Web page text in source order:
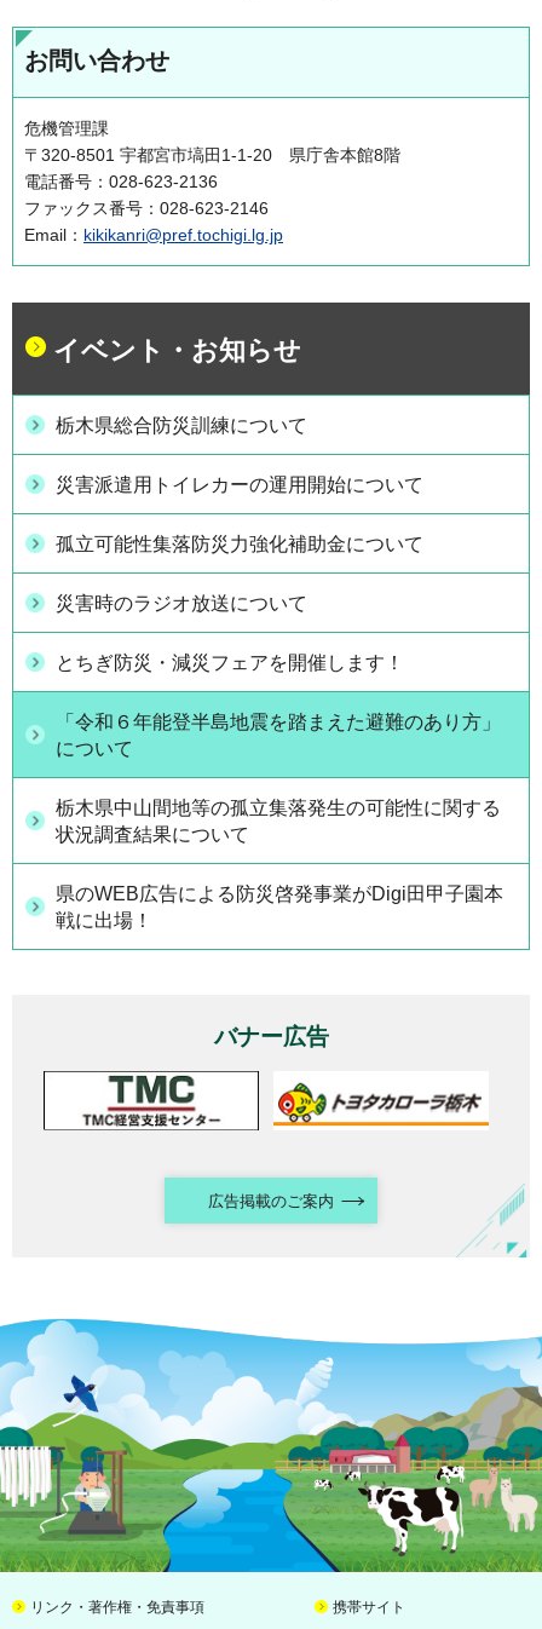
お問い合わせ
危機管理課
〒320-8501 宇都宮市塙田1-1-20 県庁舎本館8階
電話番号：028-623-2136
ファックス番号：028-623-2146
Email： kikikanri@pref.tochigi.lg.jp
イベント・お知らせ
栃木県総合防災訓練について
災害派遣用トイレカーの運用開始について
孤立可能性集落防災力強化補助金について
災害時のラジオ放送について
とちぎ防災・減災フェアを開催します！
「令和６年能登半島地震を踏まえた避難のあり方」
について
栃木県中山間地等の孤立集落発生の可能性に関する
状況調査結果について
県のWEB広告による防災啓発事業がDigi田甲子園本
戦に出場！
バナー広告
広告掲載のご案内
リンク・著作権・免責事項 携帯サイト